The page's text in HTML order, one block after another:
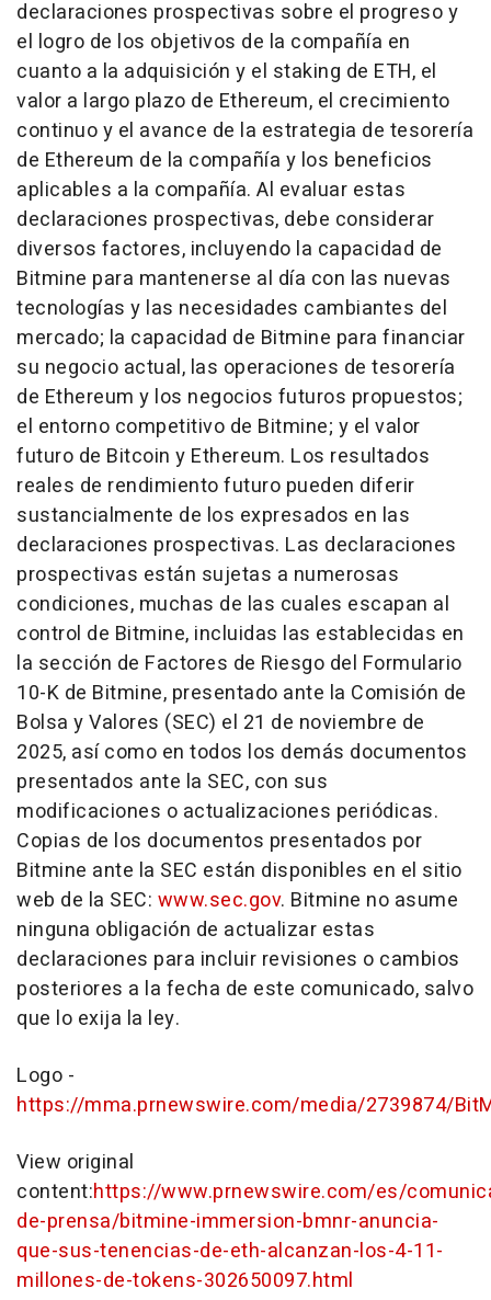
declaraciones prospectivas sobre el progreso y
el logro de los objetivos de la compañía en
cuanto a la adquisición y el staking de ETH, el
valor a largo plazo de Ethereum, el crecimiento
continuo y el avance de la estrategia de tesorería
de Ethereum de la compañía y los beneficios
aplicables a la compañía. Al evaluar estas
declaraciones prospectivas, debe considerar
diversos factores, incluyendo la capacidad de
Bitmine para mantenerse al día con las nuevas
tecnologías y las necesidades cambiantes del
mercado; la capacidad de Bitmine para financiar
su negocio actual, las operaciones de tesorería
de Ethereum y los negocios futuros propuestos;
el entorno competitivo de Bitmine; y el valor
futuro de Bitcoin y Ethereum. Los resultados
reales de rendimiento futuro pueden diferir
sustancialmente de los expresados en las
declaraciones prospectivas. Las declaraciones
prospectivas están sujetas a numerosas
condiciones, muchas de las cuales escapan al
control de Bitmine, incluidas las establecidas en
la sección de Factores de Riesgo del Formulario
10-K de Bitmine, presentado ante la Comisión de
Bolsa y Valores (SEC) el 21 de noviembre de
2025, así como en todos los demás documentos
presentados ante la SEC, con sus
modificaciones o actualizaciones periódicas.
Copias de los documentos presentados por
Bitmine ante la SEC están disponibles en el sitio
web de la SEC: www.sec.gov. Bitmine no asume
ninguna obligación de actualizar estas
declaraciones para incluir revisiones o cambios
posteriores a la fecha de este comunicado, salvo
que lo exija la ley.
Logo -
https://mma.prnewswire.com/media/2739874/
View original
content:https://www.prnewswire.com/es/
de-prensa/bitmine-immersion-bmnr-anuncia-
que-sus-tenencias-de-eth-alcanzan-los-4-11-
millones-de-tokens-302650097.html